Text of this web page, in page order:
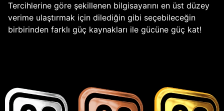
Tercihlerine göre şekillenen bilgisayarını en üst düzey
verime ulaştırmak için dilediğin gibi seçebileceğin
birbirinden farklı güç kaynakları ile gücüne güç kat!